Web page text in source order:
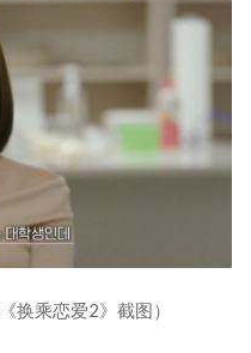
换乘恋爱2》截图）